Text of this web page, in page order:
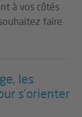
à vos côtés
faire
les
s’orienter